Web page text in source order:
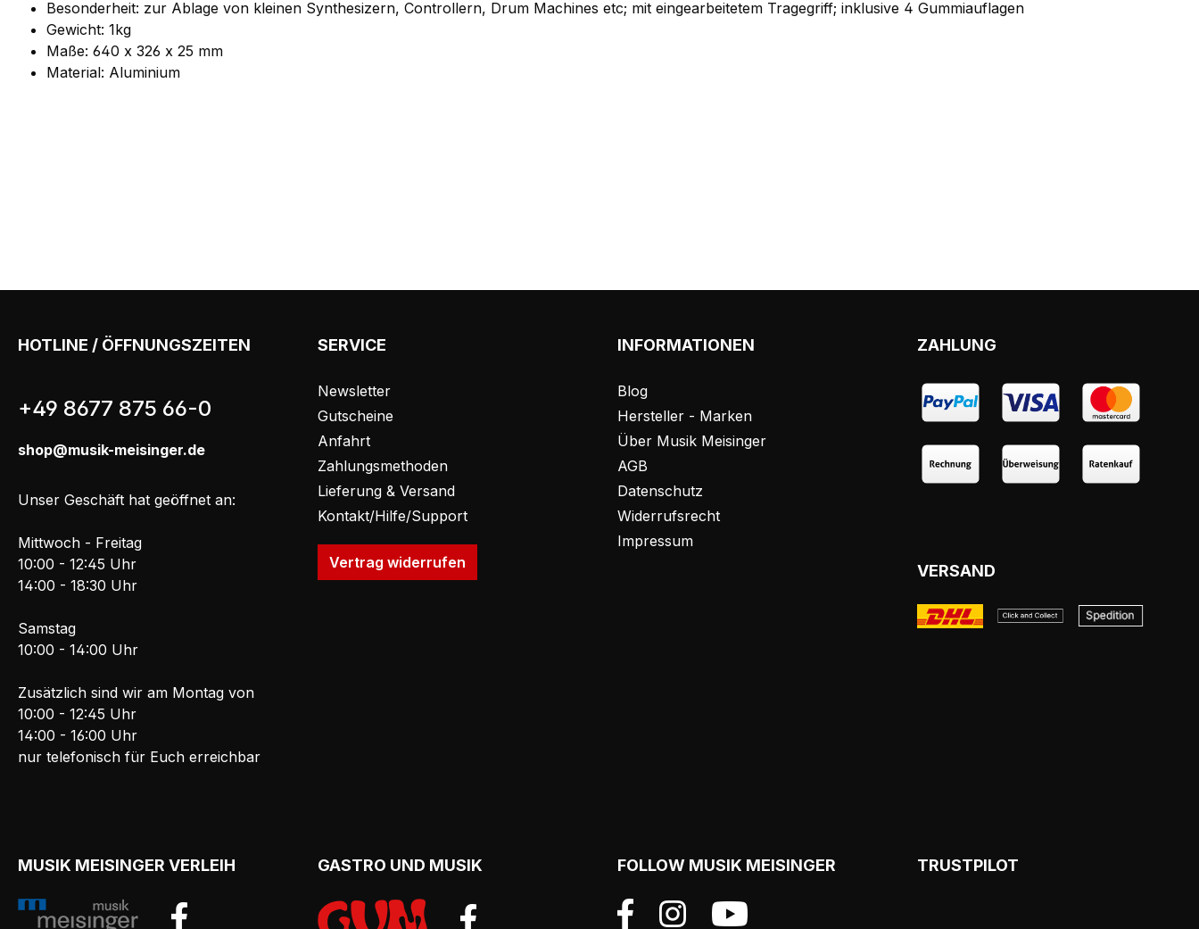
Besonderheit: zur Ablage von kleinen Synthesizern, Controllern, Drum Machines etc; mit eingearbeitetem Tragegriff; inklusive 4 Gummiauflagen
Gewicht: 1kg
Maße: 640 x 326 x 25 mm
Material: Aluminium
HOTLINE / ÖFFNUNGSZEITEN
+49 8677 875 66-0
shop@musik-meisinger.de
Unser Geschäft hat geöffnet an:
Mittwoch - Freitag
10:00 - 12:45 Uhr
14:00 - 18:30 Uhr
Samstag
10:00 - 14:00 Uhr
Zusätzlich sind wir am Montag von
10:00 - 12:45 Uhr
14:00 - 16:00 Uhr
nur telefonisch für Euch erreichbar
SERVICE
Newsletter
Gutscheine
Anfahrt
Zahlungsmethoden
Lieferung & Versand
Kontakt/Hilfe/Support
Vertrag widerrufen
INFORMATIONEN
Blog
Hersteller - Marken
Über Musik Meisinger
AGB
Datenschutz
Widerrufsrecht
Impressum
ZAHLUNG
VERSAND
MUSIK MEISINGER VERLEIH GASTRO UND MUSIK FOLLOW MUSIK MEISINGER TRUSTPILOT